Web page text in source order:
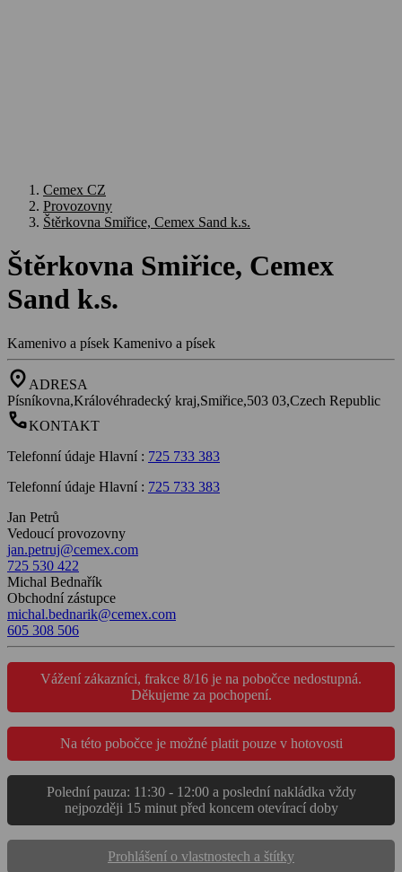
Cemex CZ
Provozovny
Štěrkovna Smiřice, Cemex Sand k.s.
Štěrkovna Smiřice, Cemex
Sand k.s.
Kamenivo a písek Kamenivo a písek
location_on ADRESA
Písníkovna,Královéhradecký kraj,Smiřice,503 03,Czech Republic
callKONTAKT
Telefonní údaje Hlavní : 725 733 383
Telefonní údaje Hlavní : 725 733 383
Jan Petrů
Vedoucí provozovny
jan.petruj@cemex.com
725 530 422
Michal Bednařík
Obchodní zástupce
michal.bednarik@cemex.com
605 308 506
Vážení zákazníci, frakce 8/16 je na pobočce nedostupná.
Děkujeme za pochopení.
Na této pobočce je možné platit pouze v hotovosti
Polední pauza: 11:30 - 12:00 a poslední nakládka vždy
nejpozději 15 minut před koncem otevírací doby
Prohlášení o vlastnostech a štítky